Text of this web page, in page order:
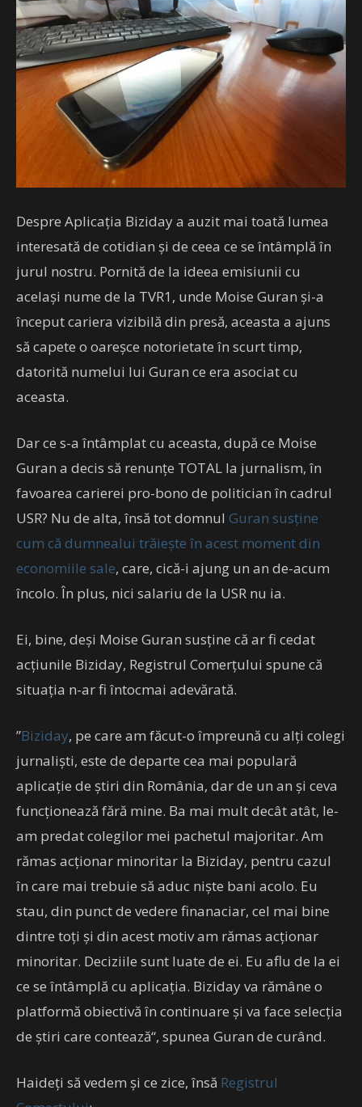
Despre Aplicația Biziday a auzit mai toată lumea
interesată de cotidian și de ceea ce se întâmplă în
jurul nostru. Pornită de la ideea emisiunii cu
același nume de la TVR1, unde Moise Guran și-a
început cariera vizibilă din presă, aceasta a ajuns
să capete o oareșce notorietate în scurt timp,
datorită numelui lui Guran ce era asociat cu
aceasta.
Dar ce s-a întâmplat cu aceasta, după ce Moise
Guran a decis să renunțe TOTAL la jurnalism, în
favoarea carierei pro-bono de politician în cadrul
USR? Nu de alta, însă tot domnul Guran susține
cum că dumnealui trăiește în acest moment din
economiile sale, care, cică-i ajung un an de-acum
încolo. În plus, nici salariu de la USR nu ia.
Ei, bine, deși Moise Guran susține că ar fi cedat
acțiunile Biziday, Registrul Comerțului spune că
situația n-ar fi întocmai adevărată.
”Biziday, pe care am făcut-o împreună cu alţi colegi
jurnalişti, este de departe cea mai populară
aplicaţie de ştiri din România, dar de un an şi ceva
funcţionează fără mine. Ba mai mult decât atât, le-
am predat colegilor mei pachetul majoritar. Am
rămas acţionar minoritar la Biziday, pentru cazul
în care mai trebuie să aduc nişte bani acolo. Eu
stau, din punct de vedere finanaciar, cel mai bine
dintre toţi şi din acest motiv am rămas acţionar
minoritar. Deciziile sunt luate de ei. Eu aflu de la ei
ce se întâmplă cu aplicaţia. Biziday va rămâne o
platformă obiectivă în continuare şi va face selecţia
de ştiri care contează“, spunea Guran de curând.
Haideți să vedem și ce zice, însă Registrul